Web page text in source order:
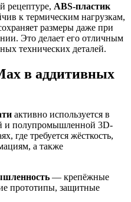
рецептуре, ABS-пластик
к термическим нагрузкам,
размеры даже при
Это делает его отличным
технических деталей.
в аддитивных
активно используется в
и полупромышленной 3D-
где требуется жёсткость,
а также
— крепёжные
прототипы, защитные